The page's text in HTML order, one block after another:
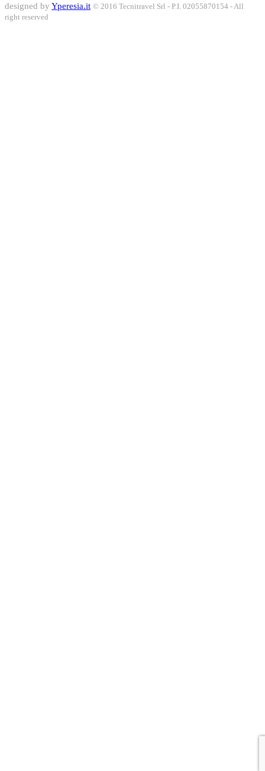
designed by Yperesia.it © 2016 Tecnitravel Srl - P.I. 02055870154 - All
right reserved